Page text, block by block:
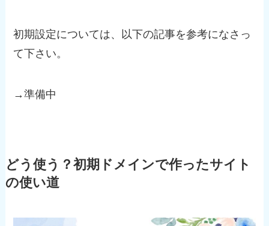
初期設定については、以下の記事を参考になさっ
て下さい。
→準備中
どう使う？初期ドメインで作ったサイト
の使い道